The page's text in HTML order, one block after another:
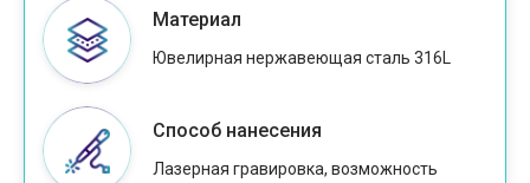
Материал
Ювелирная нержавеющая сталь 316L
Способ нанесения
Лазерная гравировка, возможность